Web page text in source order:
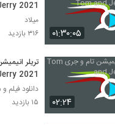
۰۱:۳۰:۰۵
2021
میلاد
۳۱۶ بازدید
۰۲:۲۴
2021
دانلود فیلم
۱۵ بازدید